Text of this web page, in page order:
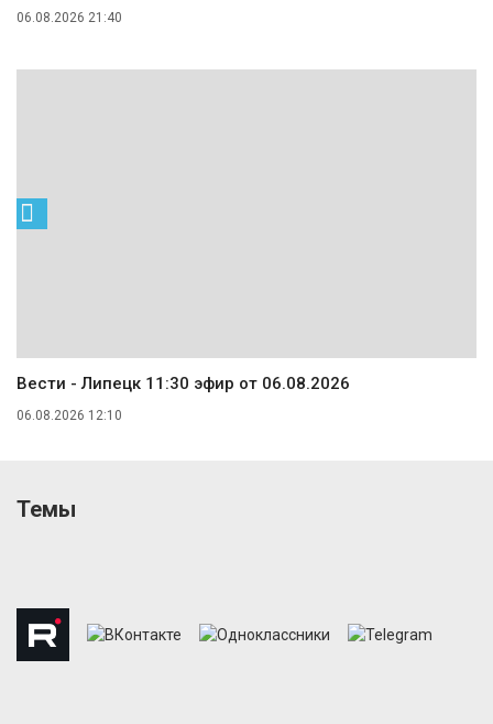
06.08.2026 21:40
Вести - Липецк 11:30 эфир от 06.08.2026
06.08.2026 12:10
Темы